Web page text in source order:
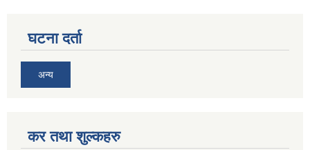
घटना दर्ता
अन्य
कर तथा शुल्कहरु